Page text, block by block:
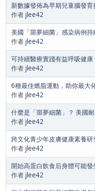
新數據發佈為早期兒童腦發
作者 jlee42
美國「噩夢細菌」感染病例持
作者 jlee42
可持續醫療實踐有益呼吸健康
作者 jlee42
6種最佳燃脂運動，助你最大
作者 jlee42
什麼是「噩夢細菌」？ 美國
作者 jlee42
跨文化青少年皮膚健康素養研
作者 jlee42
開始高蛋白飲食后身體可能
作者 jlee42